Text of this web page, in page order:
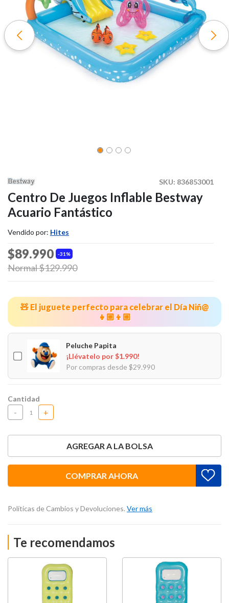
SKU: 836853001
Centro De Juegos Inflable Bestway
Acuario Fantástico
Vendido por: Hites
31%
$89.990
Price reduced from
Normal $129.990to
🧸 El juguete perfecto para celebrar el Día Niñ@
👧🏼👦🏼
Peluche Papita
¡Llévatelo por $1.990!
Por compras desde $29.990
Cantidad
- +
AGREGAR A LA BOLSA
COMPRAR AHORA
Políticas de Cambios y Devoluciones. Ver más
Te recomendamos